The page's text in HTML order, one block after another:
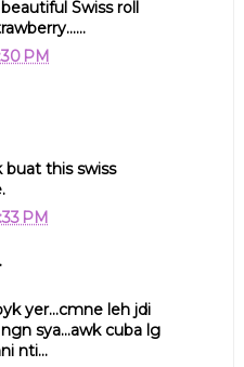
Swiss roll
PM
buat this swiss
PM
yer...cmne leh jdi
sya...awk cuba lg
nti...